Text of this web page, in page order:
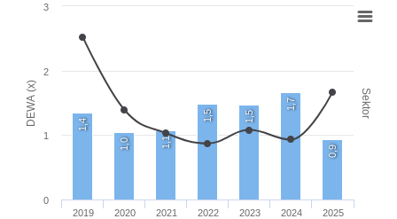
DEWA (x) Sektor
1,4
1,0
1,1
1,5 1,5
1,7
0,9
2019 2020 2021 2022 2023 2024 2025
0
1
2
3